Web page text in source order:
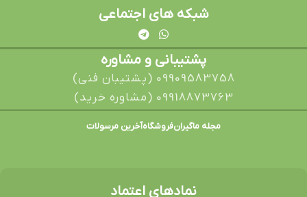
شبکه های اجتماعی
پشتیبانی و مشاوره
09909583758 (پشتیبان فنی)
09918873763 (مشاوره خرید)
مجله ماگیرانفروشگاهآخرین مرسولات
نمادهای اعتماد